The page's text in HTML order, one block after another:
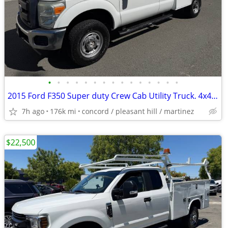
• • • • • • • • • • • • • • •
2015 Ford F350 Super duty Crew Cab Utility Truck. 4x4 Gas
7h ago 176k mi concord / pleasant hill / martinez
$22,500